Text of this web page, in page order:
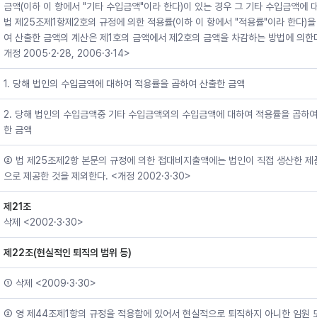
금액(이하 이 항에서 "기타 수입금액"이라 한다)이 있는 경우 그 기타 수입금액에
법 제25조제1항제2호의 규정에 의한 적용률(이하 이 항에서 "적용률"이라 한다)
여 산출한 금액의 계산은 제1호의 금액에서 제2호의 금액을 차감하는 방법에 의
개정 2005·2·28, 2006·3·14>
1. 당해 법인의 수입금액에 대하여 적용률을 곱하여 산출한 금액
2. 당해 법인의 수입금액중 기타 수입금액외의 수입금액에 대하여 적용률을 곱하
한 금액
② 법 제25조제2항 본문의 규정에 의한 접대비지출액에는 법인이 직접 생산한 제
으로 제공한 것을 제외한다. <개정 2002·3·30>
제21조
삭제 <2002·3·30>
제22조(현실적인 퇴직의 범위 등)
① 삭제 <2009·3·30>
② 영 제44조제1항의 규정을 적용함에 있어서 현실적으로 퇴직하지 아니한 임원